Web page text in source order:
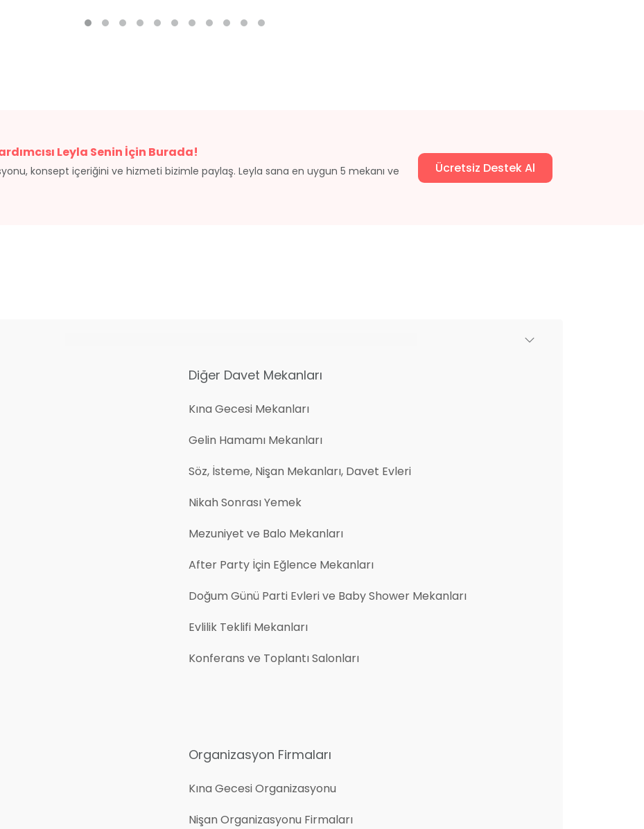
Leyla Senin İçin Burada!
konsept içeriğini ve hizmeti bizimle paylaş. Leyla sana en uygun 5 mekanı ve
Ücretsiz Destek Al
Diğer Davet Mekanları
Kına Gecesi Mekanları
Gelin Hamamı Mekanları
Söz, İsteme, Nişan Mekanları, Davet Evleri
Nikah Sonrası Yemek
Mezuniyet ve Balo Mekanları
After Party İçin Eğlence Mekanları
Doğum Günü Parti Evleri ve Baby Shower Mekanları
Evlilik Teklifi Mekanları
Konferans ve Toplantı Salonları
Organizasyon Firmaları
Kına Gecesi Organizasyonu
Nişan Organizasyonu Firmaları